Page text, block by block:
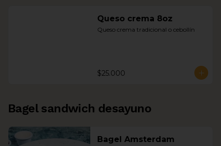
Queso crema 8oz
Queso crema tradicional o cebollín
$25.000
Bagel sandwich desayuno
Bagel Amsterdam